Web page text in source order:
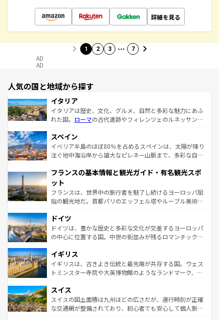
詳細を見る
1 2 3 … 7
AD
AD
人気の国と地域から探す
イタリア
イタリアは歴史、文化、グルメ、自然と多彩な魅力にあふ
れた国。 ローマの古代遺跡やフィレンツェのルネッサンス
ろん、トスカーナの美しい田園風景やアマルフィ海岸の絶
景など、自然景観も見逃せない。観光の合間には、本場の
ピザやパスタなど、絶品のイタリア料理を堪能することも
ませてくれるイタリアで、忘れられない旅をしてみよう！
なお、新着のイタリア情報は
しい。
スペイン
イベリア半島のほぼ80％を占めるスペインは、太陽が降り
注ぐ地中海沿岸から雄大なピレネー山脈まで、多彩な自然
文化が根付くこの国では、情熱的なフラメンコ、熱気あふ
れる闘牛、そして美味しいタパスが生活の一部となってい
る。首都マドリードの洗練された雰囲気や、バルセロナの
アートに溢れた街角から、地方では古代ローマ遺跡や中世
せる。地方によって風土や気候が異なるスペインはその個
性で訪れる人を魅了する。 なお、新着のスペイン情報は コ
ンテンツ一覧を参照してほしい。
フランスの基本情報と観光ガイド・有名観光スポ
ット
フランスは、世界中の旅行者を魅了し続けるヨーロッパ屈
指の観光地だ。首都パリのエッフェル塔やルーブル美術館
で、幅広い魅力が詰まっている。華麗な宮殿、歴史的な大
聖堂、美しいビーチ、そして豊かな自然が、訪れる者を心
から魅了する。また、フランスは美食の国としても知ら
いる。シャンパンの発祥地であるランス、プロヴァンスの
香り高いラベンダー畑など、多彩な楽しみ方が可能だ。さ
らに、パリ以外の地域にも魅力が溢れており、どの街角に
れる地方に足を運ぶとそれぞれで全く異なる文化を体験で
きるだろう。 なお、新着のフランス情報はコンテンツ一覧
を参照してほしい。
ドイツ
ドイツは、豊かな歴史と多彩な文化が交差するヨーロッパ
の中心に位置する国。中世の街並みが残るロマンチック街
顔を持つこの国は、どこを歩いても飽きることがない。ベ
ルリンの文化的活気、バイエルン州のアルプスの絶景、そ
してライン川沿いのワイン畑といった風景は必見。ビール
は、お酒好きな人にはぜひ体験してほしい。 なお、新着の
ドイツ情報はコンテンツ一覧を参照してほしい。
イギリス
イギリスは、古きよき伝統と最先端が共存する国。ウェス
トミンスター寺院や大英博物館のようなランドマーク、歴
リアごとに異なる魅力がある。また、優雅なアフタヌーン
ティー、ビール好きにはたまらない英国パブ、サッカー観
戦など、本場だからこそできる体験も豊富。イギリスを旅
スイス
スイスの国土面積は九州ほどの広さだが、運行時刻が正確
な交通網が整備されており、初心者でも安心して個人旅行